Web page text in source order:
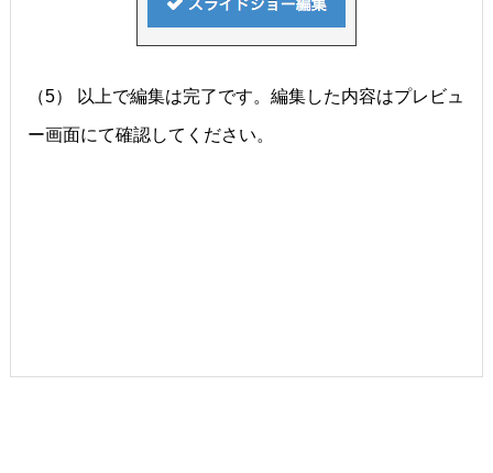
（5） 以上で編集は完了です。編集した内容はプレビュ
ー画面にて確認してください。